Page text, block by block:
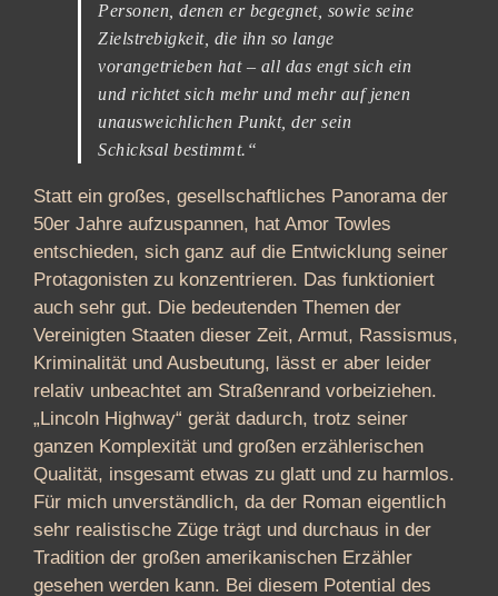
Personen, denen er begegnet, sowie seine
Zielstrebigkeit, die ihn so lange
vorangetrieben hat – all das engt sich ein
und richtet sich mehr und mehr auf jenen
unausweichlichen Punkt, der sein
Schicksal bestimmt.“
Statt ein großes, gesellschaftliches Panorama der
50er Jahre aufzuspannen, hat Amor Towles
entschieden, sich ganz auf die Entwicklung seiner
Protagonisten zu konzentrieren. Das funktioniert
auch sehr gut. Die bedeutenden Themen der
Vereinigten Staaten dieser Zeit, Armut, Rassismus,
Kriminalität und Ausbeutung, lässt er aber leider
relativ unbeachtet am Straßenrand vorbeiziehen.
„Lincoln Highway“ gerät dadurch, trotz seiner
ganzen Komplexität und großen erzählerischen
Qualität, insgesamt etwas zu glatt und zu harmlos.
Für mich unverständlich, da der Roman eigentlich
sehr realistische Züge trägt und durchaus in der
Tradition der großen amerikanischen Erzähler
gesehen werden kann. Bei diesem Potential des